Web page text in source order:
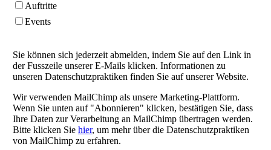
Auftritte
Events
Sie können sich jederzeit abmelden, indem Sie auf den Link in
der Fusszeile unserer E-Mails klicken. Informationen zu
unseren Datenschutzpraktiken finden Sie auf unserer Website.
Wir verwenden MailChimp als unsere Marketing-Plattform.
Wenn Sie unten auf "Abonnieren" klicken, bestätigen Sie, dass
Ihre Daten zur Verarbeitung an MailChimp übertragen werden.
Bitte klicken Sie hier, um mehr über die Datenschutzpraktiken
von MailChimp zu erfahren.